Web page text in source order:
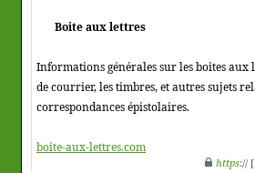
Boite aux lettres
Informations générales sur les boites aux
de courrier, les timbres, et autres sujets
correspondances épistolaires.
boite-aux-lettres.com
https://